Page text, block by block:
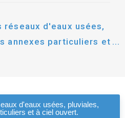
réseaux d'eaux usées,
annexes particuliers et à
d'eaux usées, pluviales,
et à ciel ouvert.